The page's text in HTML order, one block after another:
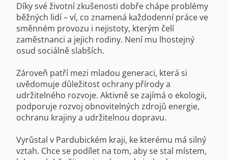
Díky své životní zkušenosti dobře chápe problémy
běžných lidí – ví, co znamená každodenní práce ve
směnném provozu i nejistoty, kterým čelí
zaměstnanci a jejich rodiny. Není mu lhostejný
osud sociálně slabších.
Zároveň patří mezi mladou generaci, která si
uvědomuje důležitost ochrany přírody a
udržitelného rozvoje. Aktivně se zajímá o ekologii,
podporuje rozvoj obnovitelných zdrojů energie,
ochranu krajiny a udržitelnou dopravu.
Vyrůstal v Pardubickém kraji, ke kterému má silný
vztah. Chce se podílet na tom, aby se stal místem,